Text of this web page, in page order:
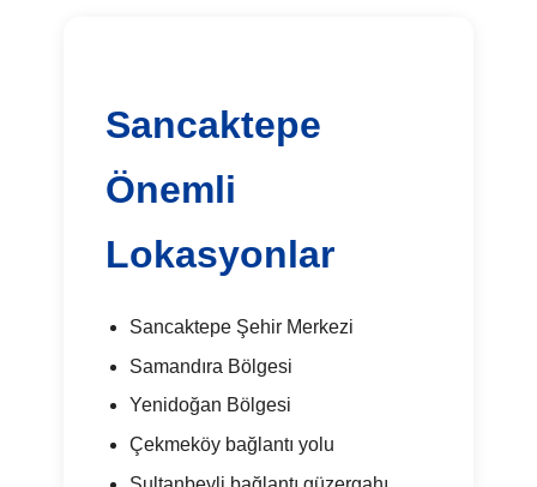
Sancaktepe
Önemli
Lokasyonlar
Sancaktepe Şehir Merkezi
Samandıra Bölgesi
Yenidoğan Bölgesi
Çekmeköy bağlantı yolu